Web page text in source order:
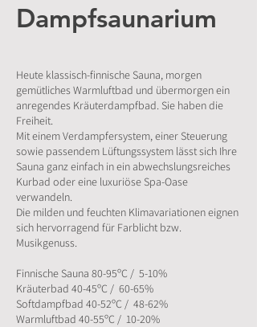
Dampfsaunarium
Heute klassisch-finnische Sauna, morgen
gemütliches Warmluftbad und übermorgen ein
anregendes Kräuterdampfbad. Sie haben die
Freiheit.
Mit einem Verdampfersystem, einer Steuerung
sowie passendem Lüftungssystem lässt sich Ihre
Sauna ganz einfach in ein abwechslungsreiches
Kurbad oder eine luxuriöse Spa-Oase
verwandeln.
Die milden und feuchten Klimavariationen eignen
sich hervorragend für Farblicht bzw.
Musikgenuss.
Finnische Sauna 80-95ºC / 5-10%
Kräuterbad 40-45ºC / 60-65%
Softdampfbad 40-52ºC / 48-62%
Warmluftbad 40-55ºC / 10-20%